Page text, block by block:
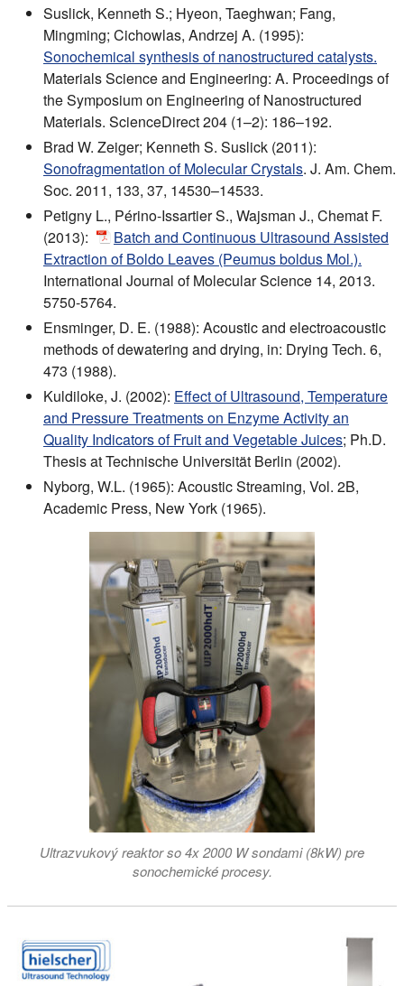
Suslick, Kenneth S.; Hyeon, Taeghwan; Fang,
Mingming; Cichowlas, Andrzej A. (1995):
Sonochemical synthesis of nanostructured catalysts.
Materials Science and Engineering: A. Proceedings of
the Symposium on Engineering of Nanostructured
Materials. ScienceDirect 204 (1–2): 186–192.
Brad W. Zeiger; Kenneth S. Suslick (2011):
Sonofragmentation of Molecular Crystals. J. Am. Chem.
Soc. 2011, 133, 37, 14530–14533.
Petigny L., Périno-Issartier S., Wajsman J., Chemat F.
(2013):
Batch and Continuous Ultrasound Assisted
Extraction of Boldo Leaves (Peumus boldus Mol.).
International Journal of Molecular Science 14, 2013.
5750-5764.
Ensminger, D. E. (1988): Acoustic and electroacoustic
methods of dewatering and drying, in: Drying Tech. 6,
473 (1988).
Kuldiloke, J. (2002): Effect of Ultrasound, Temperature
and Pressure Treatments on Enzyme Activity an
Quality Indicators of Fruit and Vegetable Juices; Ph.D.
Thesis at Technische Universität Berlin (2002).
Nyborg, W.L. (1965): Acoustic Streaming, Vol. 2B,
Academic Press, New York (1965).
Ultrazvukový reaktor so 4x 2000 W sondami (8kW) pre
sonochemické procesy.